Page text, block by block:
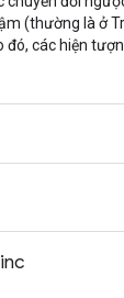
(thường là ở
đó, các hiện